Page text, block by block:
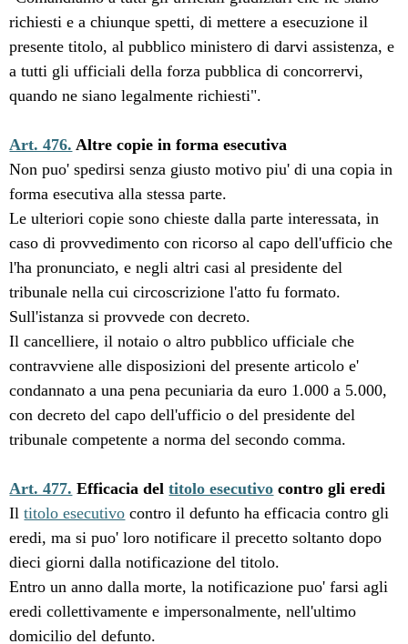
richiesti e a chiunque spetti, di mettere a esecuzione il
presente titolo, al pubblico ministero di darvi assistenza, e
a tutti gli ufficiali della forza pubblica di concorrervi,
quando ne siano legalmente richiesti".
Art. 476. Altre copie in forma esecutiva
Non puo' spedirsi senza giusto motivo piu' di una copia in
forma esecutiva alla stessa parte.
Le ulteriori copie sono chieste dalla parte interessata, in
caso di provvedimento con ricorso al capo dell'ufficio che
l'ha pronunciato, e negli altri casi al presidente del
tribunale nella cui circoscrizione l'atto fu formato.
Sull'istanza si provvede con decreto.
Il cancelliere, il notaio o altro pubblico ufficiale che
contravviene alle disposizioni del presente articolo e'
condannato a una pena pecuniaria da euro 1.000 a 5.000,
con decreto del capo dell'ufficio o del presidente del
tribunale competente a norma del secondo comma.
Art. 477. Efficacia deltitolo esecutivo contro gli eredi
Iltitolo esecutivo contro il defunto ha efficacia contro gli
eredi, ma si puo' loro notificare il precetto soltanto dopo
dieci giorni dalla notificazione del titolo.
Entro un anno dalla morte, la notificazione puo' farsi agli
eredi collettivamente e impersonalmente, nell'ultimo
domicilio del defunto.